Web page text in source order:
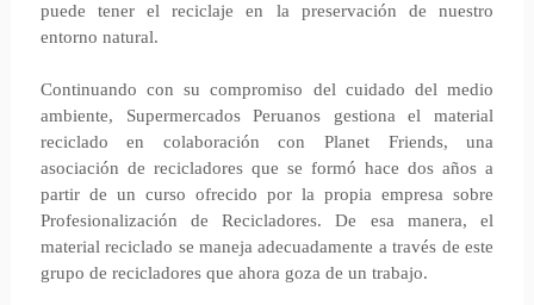
puede tener el reciclaje en la preservación de nuestro
entorno natural.
Continuando con su compromiso del cuidado del medio
ambiente, Supermercados Peruanos gestiona el material
reciclado en colaboración con Planet Friends, una
asociación de recicladores que se formó hace dos años a
partir de un curso ofrecido por la propia empresa sobre
Profesionalización de Recicladores. De esa manera, el
material reciclado se maneja adecuadamente a través de este
grupo de recicladores que ahora goza de un trabajo.